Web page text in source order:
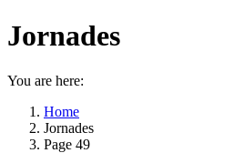
Jornades
You are here:
Home
Jornades
Page 49